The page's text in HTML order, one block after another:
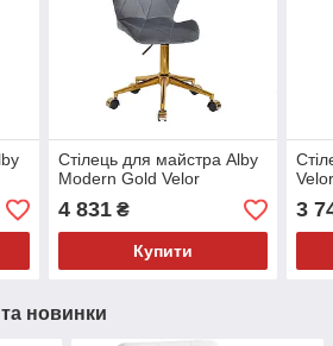
Стілець для майстра Alby
Modern Gold Velor
4 831₴
Купити
3
та новинки